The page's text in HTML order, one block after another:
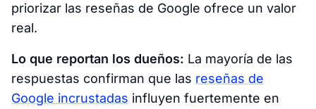
priorizar las reseñas de Google ofrece un valor
real.
Lo que reportan los dueños: La mayoría de las
respuestas confirman que las reseñas de
Google incrustadas influyen fuertemente en